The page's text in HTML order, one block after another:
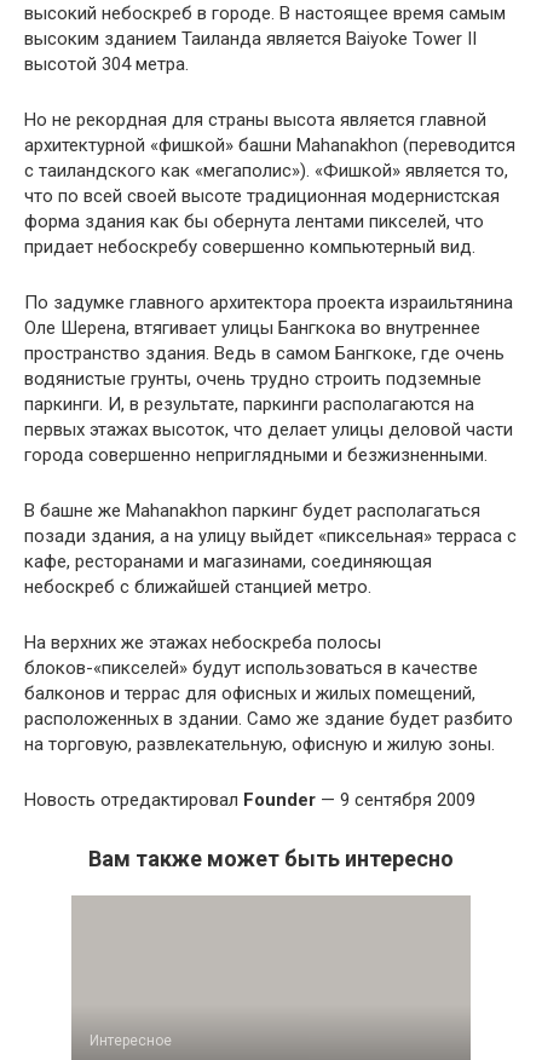
высокий небоскреб в городе. В настоящее время самым
высоким зданием Таиланда является Baiyoke Tower II
высотой 304 метра.
Но не рекордная для страны высота является главной
архитектурной «фишкой» башни Mahanakhon (переводится
с таиландского как «мегаполис»). «Фишкой» является то,
что по всей своей высоте традиционная модернистская
форма здания как бы обернута лентами пикселей, что
придает небоскребу совершенно компьютерный вид.
По задумке главного архитектора проекта израильтянина
Оле Шерена, втягивает улицы Бангкока во внутреннее
пространство здания. Ведь в самом Бангкоке, где очень
водянистые грунты, очень трудно строить подземные
паркинги. И, в результате, паркинги располагаются на
первых этажах высоток, что делает улицы деловой части
города совершенно неприглядными и безжизненными.
В башне же Mahanakhon паркинг будет располагаться
позади здания, а на улицу выйдет «пиксельная» терраса с
кафе, ресторанами и магазинами, соединяющая
небоскреб с ближайшей станцией метро.
На верхних же этажах небоскреба полосы
блоков-«пикселей» будут использоваться в качестве
балконов и террас для офисных и жилых помещений,
расположенных в здании. Само же здание будет разбито
на торговую, развлекательную, офисную и жилую зоны.
Новость отредактировал Founder — 9 сентября 2009
Вам также может быть интересно
Интересное